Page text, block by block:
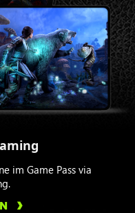
im Game Pass via